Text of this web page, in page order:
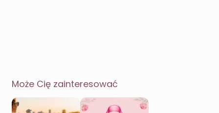
Może Cię zainteresować